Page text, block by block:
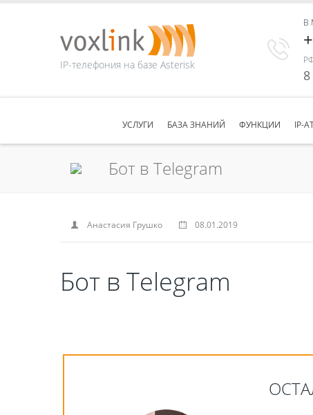
IP-телефония на базе Asterisk
В
УСЛУГИ БАЗА ЗНАНИЙ ФУНКЦИИ IP-
Бот в Telegram
Анастасия Грушко 08.01.2019
Бот в Telegram